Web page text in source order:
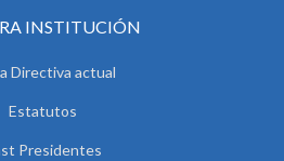
INSTITUCIÓN
Directiva actual
Estatutos
Presidentes